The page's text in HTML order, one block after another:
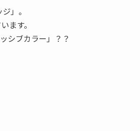
」。
ます。
シブカラー」？？